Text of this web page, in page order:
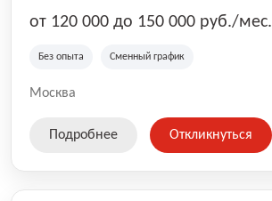
от 120 000 до 150 000 руб./мес.
Без опыта Сменный график
Москва
Подробнее Откликнуться